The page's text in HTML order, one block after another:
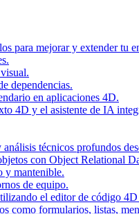
para mejorar y extender tu
dependencias.
en aplicaciones 4D.
4D y el asistente de IA
técnicos profundos
con Object Relational
y mantenible.
de equipo.
el editor de código
como formularios, listas,